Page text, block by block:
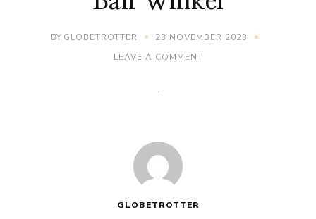
BY GLOBETROTTER
23 NOVEMBER 2023
LEAVE A COMMENTON
GLOBETROTTER